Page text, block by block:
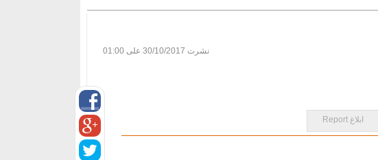
نشرت 30/10/2017 على 01:00
ابلاغ Report